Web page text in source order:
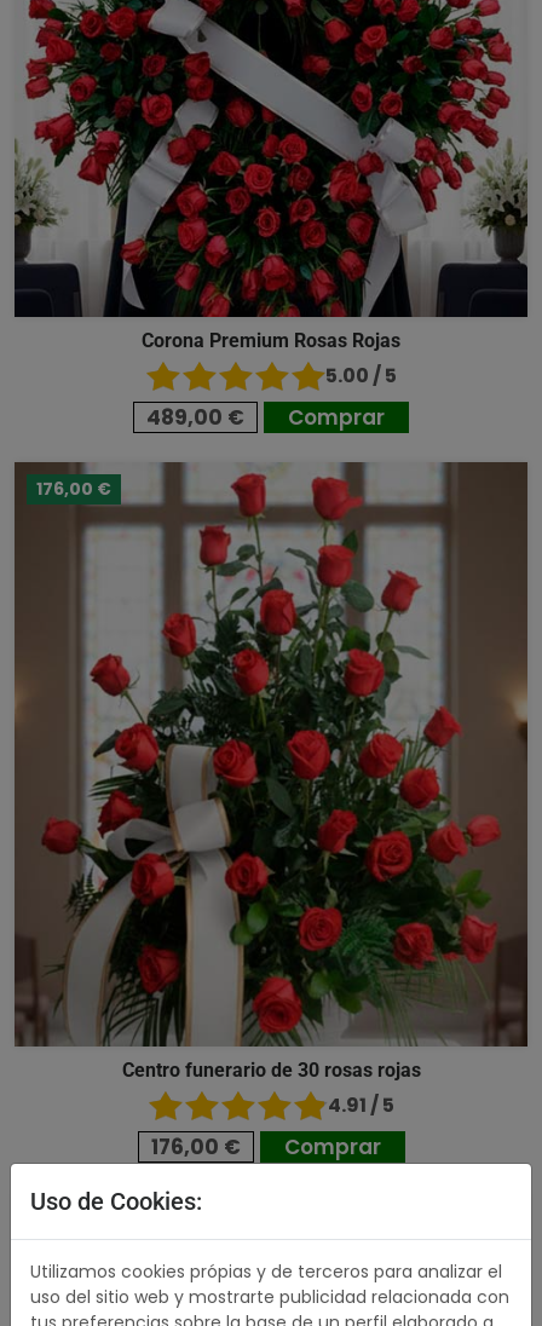
Corona Premium Rosas Rojas
5.00 / 5
489,00 € Comprar
176,00 €
Centro funerario de 30 rosas rojas
4.91 / 5
176,00 € Comprar
489,00 €
Uso de Cookies:
Utilizamos cookies própias y de terceros para analizar el
uso del sitio web y mostrarte publicidad relacionada con